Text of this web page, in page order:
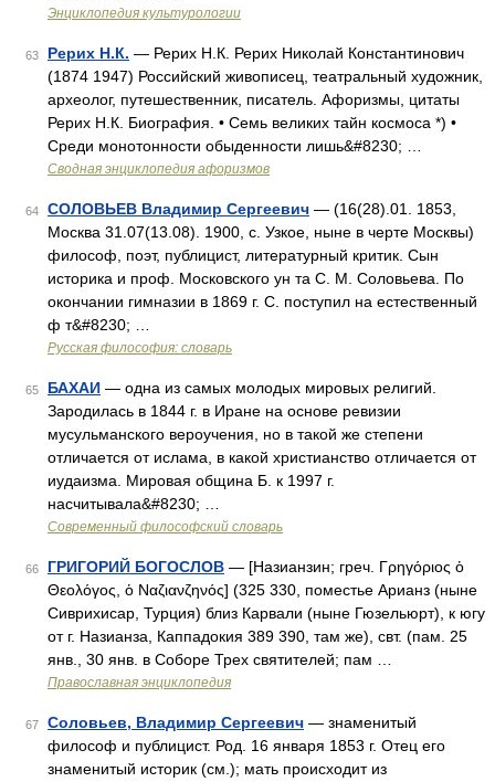
Энциклопедия культурологии
63 Рерих Н.К. — Рерих Н.К. Рерих Николай Константинович
(1874 1947) Российский живописец, театральный художник,
археолог, путешественник, писатель. Афоризмы, цитаты
Рерих Н.К. Биография. • Семь великих тайн космоса *) •
Среди монотонности обыденности лишь&#8230; …
Сводная энциклопедия афоризмов
64 СОЛОВЬЕВ Владимир Сергеевич — (16(28).01. 1853,
Москва 31.07(13.08). 1900, с. Узкое, ныне в черте Москвы)
философ, поэт, публицист, литературный критик. Сын
историка и проф. Московского ун та С. М. Соловьева. По
окончании гимназии в 1869 г. С. поступил на естественный
ф т&#8230; …
Русская философия: словарь
65 БАХАИ — одна из самых молодых мировых религий.
Зародилась в 1844 г. в Иране на основе ревизии
мусульманского вероучения, но в такой же степени
отличается от ислама, в какой христианство отличается от
иудаизма. Мировая община Б. к 1997 г.
насчитывала&#8230; …
Современный философский словарь
66 ГРИГОРИЙ БОГОСЛОВ — [Назианзин; греч. Γρηγόριος ὁ
Θεολόγος, ὁ Ναζιανζηνός] (325 330, поместье Арианз (ныне
Сиврихисар, Турция) близ Карвали (ныне Гюзельюрт), к югу
от г. Назианза, Каппадокия 389 390, там же), свт. (пам. 25
янв., 30 янв. в Соборе Трех святителей; пам …
Православная энциклопедия
67 Соловьев, Владимир Сергеевич — знаменитый
философ и публицист. Род. 16 января 1853 г. Отец его
знаменитый историк (см.); мать происходит из